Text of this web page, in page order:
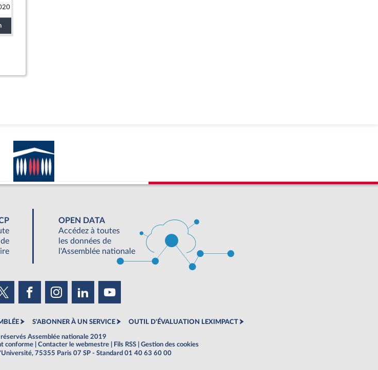
OPEN DATA
Accédez à toutes
les données de
l'Assemblée nationale
S'ABONNER À UN SERVICE OUTIL D'ÉVALUATION LEXIMPACT
Assemblée nationale 2019
conforme Contacter le webmestre Fils RSS
Gestion des cookies
75355 Paris 07 SP - Standard 01 40 63 60 00